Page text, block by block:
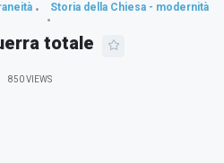
Storia della Chiesa - modernità
totale
850 VIEWS